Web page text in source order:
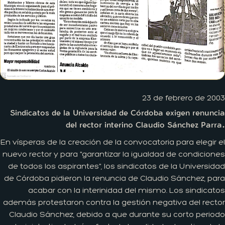
23 de febrero de 2003
Sindicatos de la Universidad de Córdoba exigen renuncia
del rector interino Claudio Sánchez Parra.
En vísperas de la creación de la convocatoria para elegir el
nuevo rector y para "garantizar la igualdad de condiciones
de todos los aspirantes", los sindicatos de la Universidad
de Córdoba pidieron la renuncia de Claudio Sánchez, para
acabar con la interinidad del mismo. Los sindicatos
además protestaron contra la gestión negativa del rector
Claudio Sánchez, debido a que durante su corto periodo